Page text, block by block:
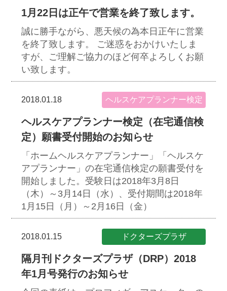
1月22日は正午で営業を終了致します。
誠に勝手ながら、悪天候の為本日正午に営業
を終了致します。
ご迷惑をおかけいたしま
すが、ご理解ご協力のほど何卒よろしくお願
い致します。
2018.01.18 ヘルスケアプランナー検定
ヘルスケアプランナー検定（在宅通信検
定）願書受付開始のお知らせ
「ホームヘルスケアプランナー」「ヘルスケ
アプランナー」の在宅通信検定の願書受付を
開始しました。受験日は2018年3月8日
（木）～3月14日（水）、受付期間は2018年
1月15日（月）～2月16日（金）
2018.01.15 ドクターズプラザ
隔月刊ドクターズプラザ（DRP）2018
年1月号発行のお知らせ